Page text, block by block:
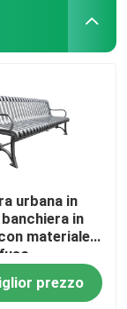
urbana in
in
materiale
prezzo